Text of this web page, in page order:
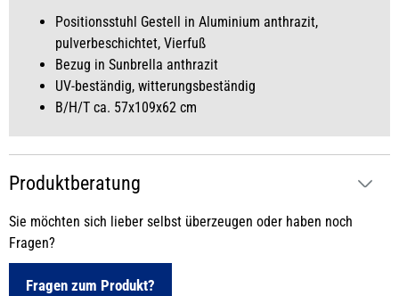
Positionsstuhl Gestell in Aluminium anthrazit,
pulverbeschichtet, Vierfuß
Bezug in Sunbrella anthrazit
UV-beständig, witterungsbeständig
B/H/T ca. 57x109x62 cm
Produktberatung
Sie möchten sich lieber selbst überzeugen oder haben noch
Fragen?
Fragen zum Produkt?